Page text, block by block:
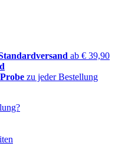
ab € 39,90
zu jeder Bestellung